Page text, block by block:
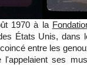
1970 à la
États Unis, dans
entre les
ses